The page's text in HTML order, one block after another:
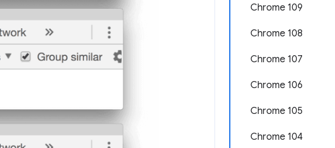
Chrome 109
Chrome 108
Chrome 107
Chrome 106
Chrome 105
Chrome 104